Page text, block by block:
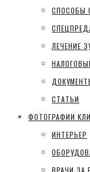
СПОСОБЫ
ЛЕЧЕНИЕ
СТАТЬИ
ФОТОГРАФИИ
ИНТЕРЬЕР
ВРАЧИ ЗА